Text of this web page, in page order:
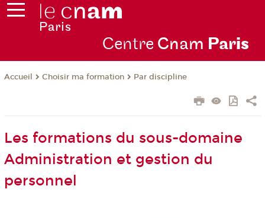
Centre Cnam Paris
Accueil Choisir ma formation Par discipline
Les formations du sous-domaine
Administration et gestion du
personnel